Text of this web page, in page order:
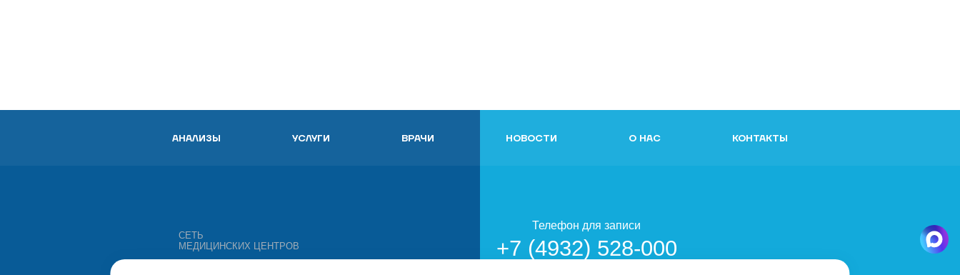
АНАЛИЗЫ УСЛУГИ ВРАЧИ НОВОСТИ О НАС КОНТАКТЫ
СЕТЬ
МЕДИЦИНСКИХ ЦЕНТРОВ
Телефон для записи
+7 (4932) 528-000